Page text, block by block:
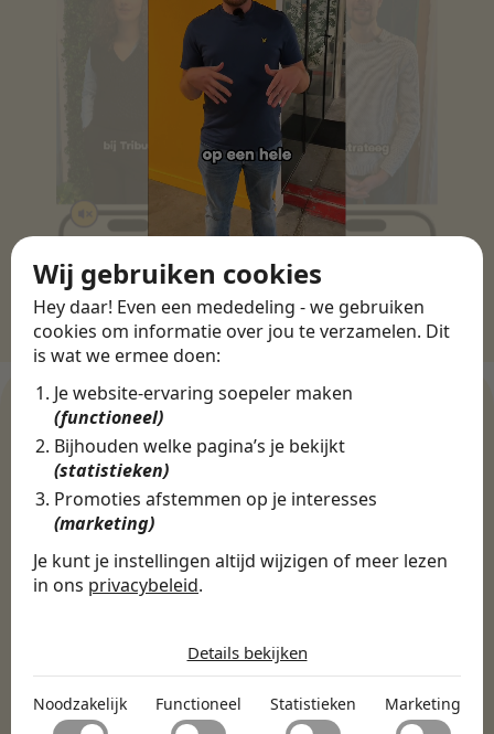
Wij gebruiken cookies
Hey daar! Even een mededeling - we gebruiken
cookies om informatie over jou te verzamelen. Dit
is wat we ermee doen:
Je website-ervaring soepeler maken
(functioneel)
Bijhouden welke pagina’s je bekijkt
(statistieken)
Promoties afstemmen op je interesses
(marketing)
Je kunt je instellingen altijd wijzigen of meer lezen
in ons privacybeleid.
Noodzakelijk
Noodzakelijke cookies helpen een website bruikbaar te
Details bekijken
Noodzakelijk Functioneel Statistieken Marketing
WERKGEVERS
Ontdek meer dan 500+
Onderwijs & Kinderopvang
Techniek, Productie, Logistiek & Groen
Zorg & Welzijn